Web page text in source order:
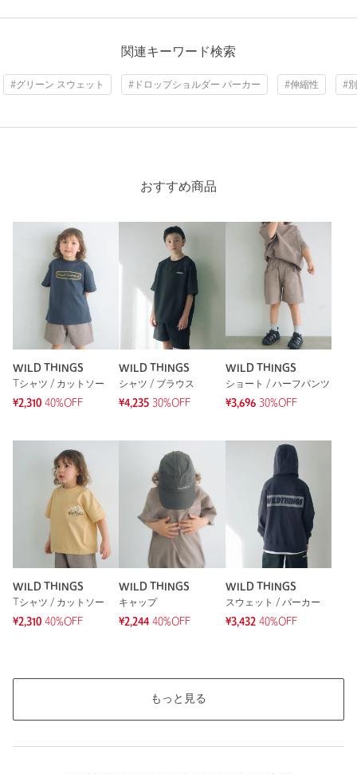
※商品に「取り扱い上の注意書き」、「洗濯表示」がございます
場合は、使用前に必ずご確認ください。
※商品画像は、光の当たり具合やパソコンなどの閲覧環境によ
で下記の品名/品番をお申し付けください。
商品詳細
注文キャンセル 対象商品
対象商品 返品等について
対象外商品 裾上げについて
タイプ BOYS｜GIRLS
カテゴリー トップス | スウェット / パーカー
本体；コットン60％ ポリエステル40％ リブ部分；
コットン58％ ポリエステル37％ ポリウレタン5％
洗濯表示 洗濯機洗い可 洗濯表示について
3827-5-000001
関連キーワード検索
#グリーン スウェット #ドロップショルダー パーカー #伸縮性 #
おすすめ商品
WILD THINGS
Tシャツ / カットソー
¥2,310 40%OFF
WILD THINGS
シャツ / ブラウス
¥4,235 30%OFF
WILD THINGS
ショート / ハーフパンツ
¥3,696 30%OFF
WILD THINGS
Tシャツ / カットソー
¥2,310 40%OFF
WILD THINGS
キャップ
¥2,244 40%OFF
WILD THINGS
スウェット / パーカー
¥3,432 40%OFF
もっと見る